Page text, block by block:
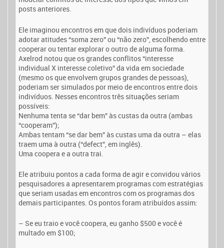
posts anteriores.
Ele imaginou encontros em que dois indivíduos poderiam
adotar atitudes “soma zero” ou “não zero”, escolhendo entre
cooperar ou tentar explorar o outro de alguma forma.
Axelrod notou que os grandes conflitos “interesse
individual X interesse coletivo” da vida em sociedade
(mesmo os que envolvem grupos grandes de pessoas),
poderiam ser simulados por meio de encontros entre dois
indivíduos. Nesses encontros três situações seriam
possíveis:
Nenhuma tenta se “dar bem” às custas da outra (ambas
“cooperam”);
Ambas tentam “se dar bem” às custas uma da outra – elas
traem uma à outra (“defect”, em inglês).
Uma coopera e a outra trai.
Ele atribuiu pontos a cada forma de agir e convidou vários
pesquisadores a apresentarem programas com estratégias
que seriam usadas em encontros com os programas dos
demais participantes. Os pontos foram atribuídos assim:
– Se eu traio e você coopera, eu ganho $500 e você é
multado em $100;